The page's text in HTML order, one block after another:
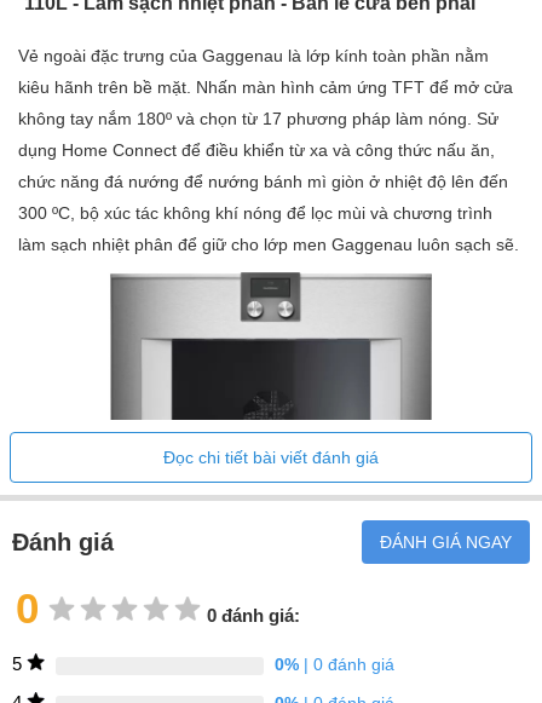
kính
5500
Thể tích
buồng
làm
110
Không khí nóng Eco Nhiệt trên/dưới Nhiệt trên
dưới Không khí nóng + 1/3 nhiệt dưới Lò
nướng diện tích lớn + đối lưu Lò nướng diện
tích lớn Nướng (Tiết kiệm) Nướng đá Chế độ
rang Chế độ lên men Rã đông Giữ ấm
dẫn
ống
Vẻ ngoài đặc trưng của Gaggenau là lớp kính toàn phần nằm
kiêu hãnh trên bề mặt. Nhấn màn hình cảm ứng TFT để mở cửa
không tay nắm 180º và chọn từ 17 phương pháp làm nóng. Sử
dụng Home Connect để điều khiển từ xa và công thức nấu ăn,
chức năng đá nướng để nướng bánh mì giòn ở nhiệt độ lên đến
300 ºC, bộ xúc tác không khí nóng để lọc mùi và chương trình
làm sạch nhiệt phân để giữ cho lớp men Gaggenau luôn sạch sẽ.
Có thể mở cửa không tay nắm/mở cửa tự động/mở cửa
Đọc chi tiết bài viết đánh giá
Đánh giá ĐÁNH GIÁ NGAY
0 0 đánh giá:
5 0%| 0 đánh giá